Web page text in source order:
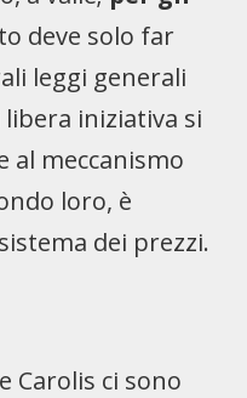
deve solo far
leggi generali
iniziativa si
al meccanismo
loro, è
dei prezzi.
Carolis ci sono